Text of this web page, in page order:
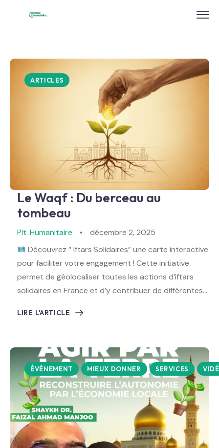
ARTICLES
Le Waqf : Du berceau au
tombeau
Plt. Humanitaire
décembre 2, 2025
Découvrez “ Iftars Solidaires” une carte interactive
pour faciliter votre engagement ! Cette initiative
permet de géolocaliser toutes les actions d’iftars
solidaires en France et d’y contribuer de différentes…
LIRE L'ARTICLE
ÉVÈNEMENT MIEUX DONNER SERVICES